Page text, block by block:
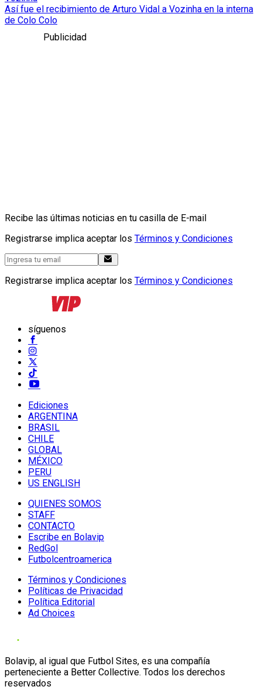
Así fue el recibimiento de Arturo Vidal a Vozinha en la interna
de Colo Colo
Publicidad
Recibe las últimas noticias en tu casilla de E-mail
Registrarse implica aceptar los Términos y Condiciones
Registrarse implica aceptar los Términos y Condiciones
síguenos
Ediciones
ARGENTINA
BRASIL
CHILE
GLOBAL
MÉXICO
PERU
US ENGLISH
QUIENES SOMOS
STAFF
CONTACTO
Escribe en Bolavip
RedGol
Futbolcentroamerica
Términos y Condiciones
Políticas de Privacidad
Política Editorial
Ad Choices
Bolavip, al igual que Futbol Sites, es una compañía
perteneciente a Better Collective. Todos los derechos
reservados